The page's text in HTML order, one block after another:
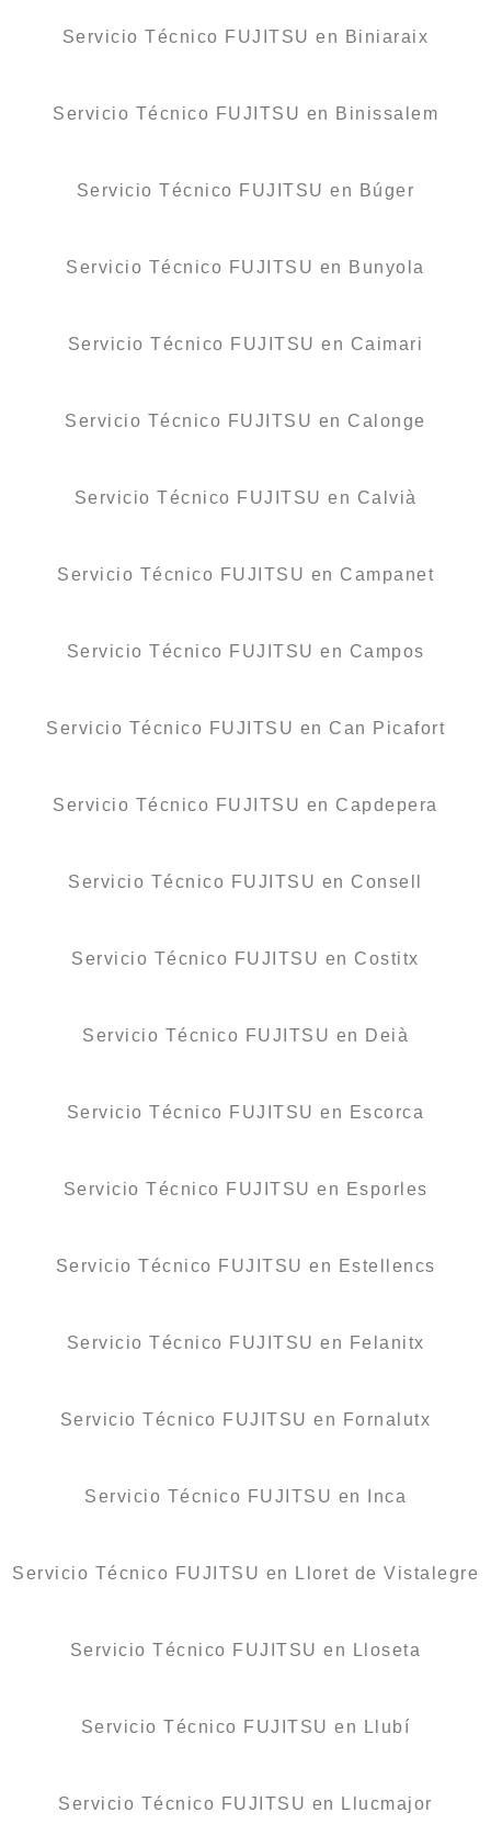
Servicio Técnico FUJITSU en Biniaraix
Servicio Técnico FUJITSU en Binissalem
Servicio Técnico FUJITSU en Búger
Servicio Técnico FUJITSU en Bunyola
Servicio Técnico FUJITSU en Caimari
Servicio Técnico FUJITSU en Calonge
Servicio Técnico FUJITSU en Calvià
Servicio Técnico FUJITSU en Campanet
Servicio Técnico FUJITSU en Campos
Servicio Técnico FUJITSU en Can Picafort
Servicio Técnico FUJITSU en Capdepera
Servicio Técnico FUJITSU en Consell
Servicio Técnico FUJITSU en Costitx
Servicio Técnico FUJITSU en Deià
Servicio Técnico FUJITSU en Escorca
Servicio Técnico FUJITSU en Esporles
Servicio Técnico FUJITSU en Estellencs
Servicio Técnico FUJITSU en Felanitx
Servicio Técnico FUJITSU en Fornalutx
Servicio Técnico FUJITSU en Inca
Servicio Técnico FUJITSU en Lloret de Vistalegre
Servicio Técnico FUJITSU en Lloseta
Servicio Técnico FUJITSU en Llubí
Servicio Técnico FUJITSU en Llucmajor